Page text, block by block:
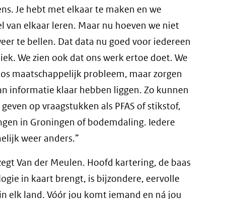
Je hebt met elkaar te maken en we
van elkaar leren. Maar nu hoeven we niet
te bellen. Dat data nu goed voor iedereen
We zien ook dat ons werk ertoe doet. We
maatschappelijk probleem, maar zorgen
informatie klaar hebben liggen. Zo kunnen
op vraagstukken als PFAS of stikstof,
in Groningen of bodemdaling. Iedere
weer anders.”
Van der Meulen. Hoofd kartering, de baas
in kaart brengt, is bijzondere, eervolle
elk land. Vóór jou komt iemand en ná jou